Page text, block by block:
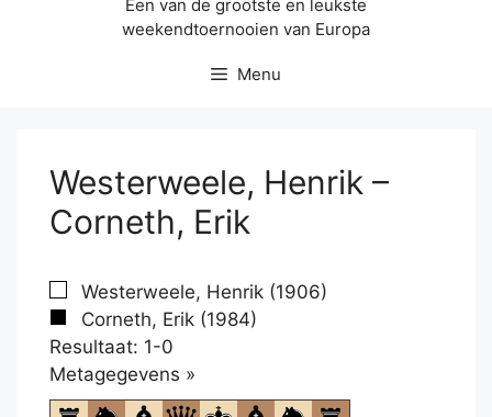
Een van de grootste en leukste
weekendtoernooien van Europa
Menu
Westerweele, Henrik –
Corneth, Erik
Westerweele, Henrik (1906)
Corneth, Erik (1984)
Resultaat: 1-0
Metagegevens »
om